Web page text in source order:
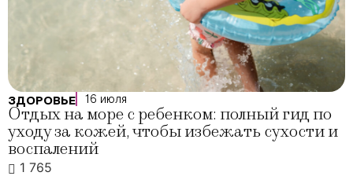
ЗДОРОВЬЕ 16 июля
Отдых на море с ребенком: полный гид по
уходу за кожей, чтобы избежать сухости и
воспалений
1 765